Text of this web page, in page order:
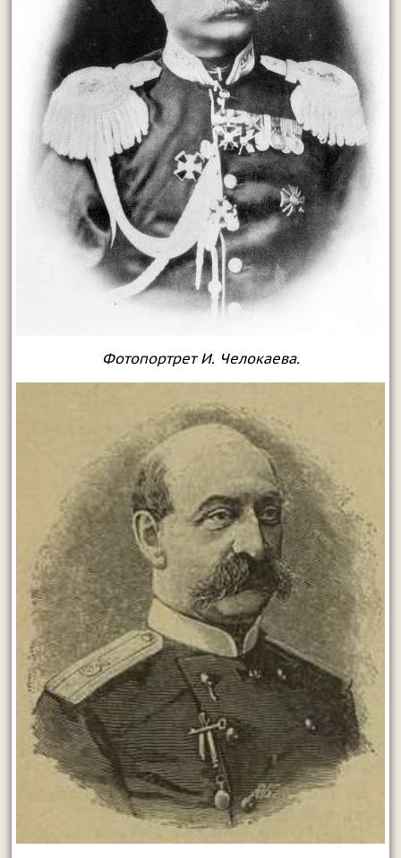
Фотопортрет И. Челокаева.